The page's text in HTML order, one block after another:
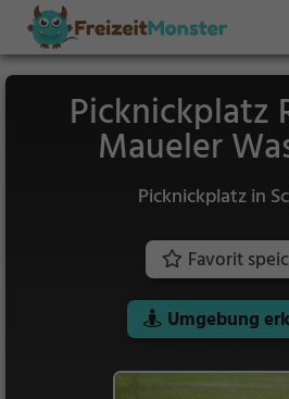
Picknickplatz
Maueler
Picknickplatz in
Favorit
Umgebung